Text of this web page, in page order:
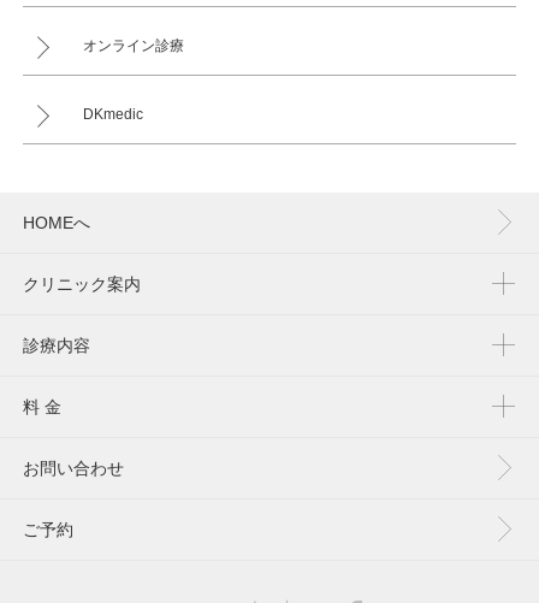
オンライン診療
DKmedic
HOMEへ
クリニック案内
診療内容
料 金
お問い合わせ
ご予約